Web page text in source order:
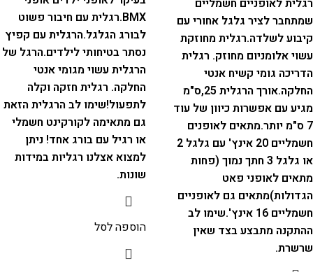
שמתחבר לציר גלגל אחורי עם
קיבוע לשלדה.רגלית מחוזקת
עשוי אלומניום מחוזק. רגלית
הדריכה גומי קשיח אנטי
החלקה.
אורך הרגלית 25,ס"מ
מגיע עם אפשרות כיוון של עוד
7 ס"מ יותר.
מתאים לאופנים
חשמליים 20 אינץ' עם גלגל 2
או גלגל 3 חתך נמוך (פחות
מתאים לאופני פאט
הגדולות)מתאים גם לאופניים
חשמליים 16 אינץ'.
שימו לב
ההתקנה מתבצע בצד שאין
שרשרת.
BMX. רגלית עם חיבור פשוט
לבורג הגלגל.הרגלית עם קפיץ
נסתר בטיחותי לילדים.הרגל של
הרגלית עשוי מגומי אנטי
החלקה. רגלית חזקה וקלה
לתפעול!שימו לב הרגלית הזאת
גם מתאימה לקורקינט חשמלי
או רגיל עם בורג אחד! ניתן
למצוא אצלנו רגליות במידות
שונות.
הוספה לסל